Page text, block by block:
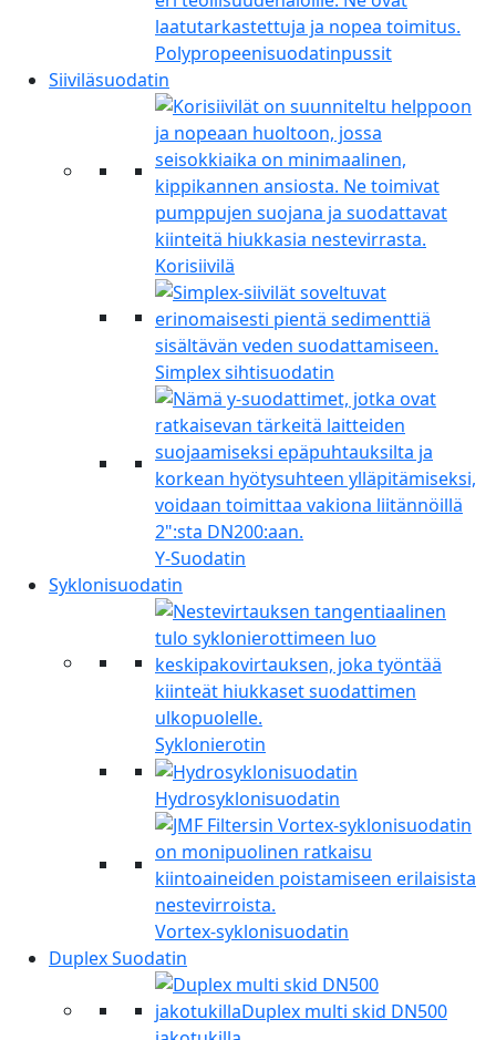
Polypropeenisuodatinpussit
Siiviläsuodatin
Korisiivilä
Simplex sihtisuodatin
Y-Suodatin
Syklonisuodatin
Syklonierotin
Hydrosyklonisuodatin
Vortex-syklonisuodatin
Duplex Suodatin